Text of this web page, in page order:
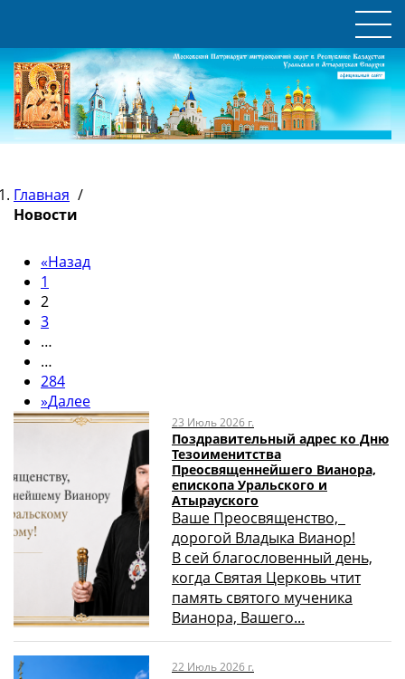
Главная /
Новости
«Назад
1
2
3
…
…
284
»Далее
23 Июль 2026 г.
Поздравительный адрес ко Дню
Тезоименитства
Преосвященнейшего Вианора,
епископа Уральского и
Атырауского
Ваше Преосвященство,
дорогой Владыка Вианор!
В сей благословенный день,
когда Святая Церковь чтит
память святого мученика
Вианора, Вашего...
22 Июль 2026 г.